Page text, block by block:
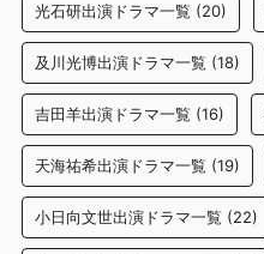
光石研出演ドラマ一覧 (20)
及川光博出演ドラマ一覧 (18)
吉田羊出演ドラマ一覧 (16)
天海祐希出演ドラマ一覧 (19)
小日向文世出演ドラマ一覧 (22)